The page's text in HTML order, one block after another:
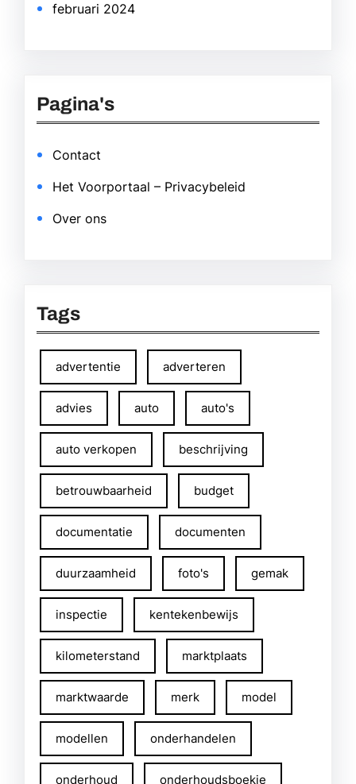
februari 2024
Pagina's
Contact
Het Voorportaal – Privacybeleid
Over ons
Tags
advertentie adverteren
advies auto auto's
auto verkopen beschrijving
betrouwbaarheid budget
documentatie documenten
duurzaamheid foto's gemak
inspectie kentekenbewijs
kilometerstand marktplaats
marktwaarde merk model
modellen onderhandelen
onderhoud onderhoudsboekje